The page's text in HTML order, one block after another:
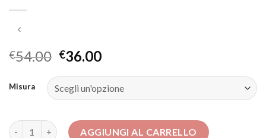
€54.00 €36.00
Misura
abiti da cerimonia donna quantità
AGGIUNGI AL CARRELLO